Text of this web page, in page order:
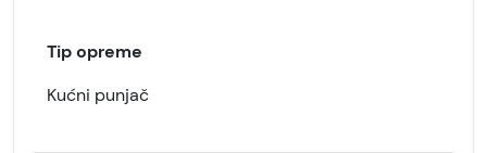
Tip opreme
Kućni punjač